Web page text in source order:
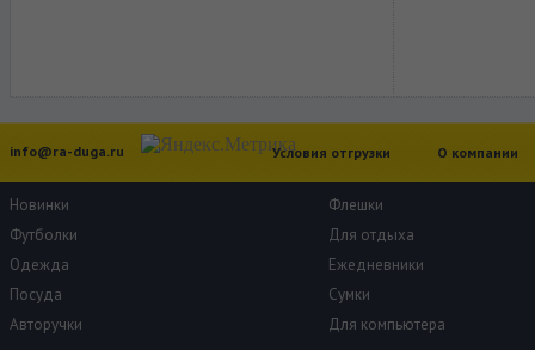
info@ra-duga.ru Условия отгрузки О компании
Новинки
Флешки
Футболки
Для отдыха
Одежда
Ежедневники
Посуда
Сумки
Авторучки
Для компьютера